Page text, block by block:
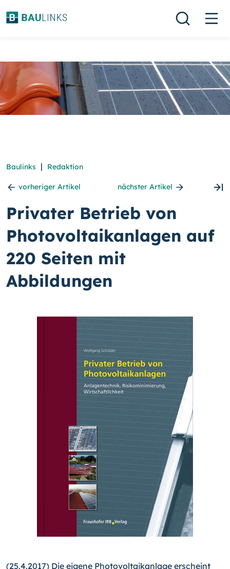
Baulinks | Redaktion
vorheriger Artikel nächster Artikel
Privater Betrieb von
Photovoltaikanlagen auf
220 Seiten mit
Abbildungen
(25.4.2017) Die eigene Photovoltaikanlage erscheint